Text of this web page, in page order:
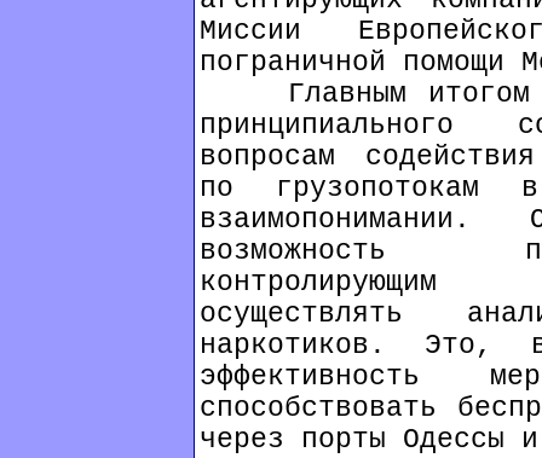
Миссии
пограничной помощи
Главным итогом
принципиального
вопросам
по грузопотокам
возможность
контролирующим
осуществлять
наркотиков. Это,
эффективность
способствовать
через порты Одессы